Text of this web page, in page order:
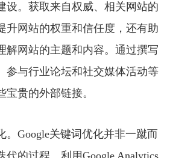
。获取来自权威、相关网站的
升网站的权重和信任度，还有助
解网站的主题和内容。通过撰写
参与行业论坛和社交媒体活动等
贵的外部链接。
Google关键词优化并非一蹴而